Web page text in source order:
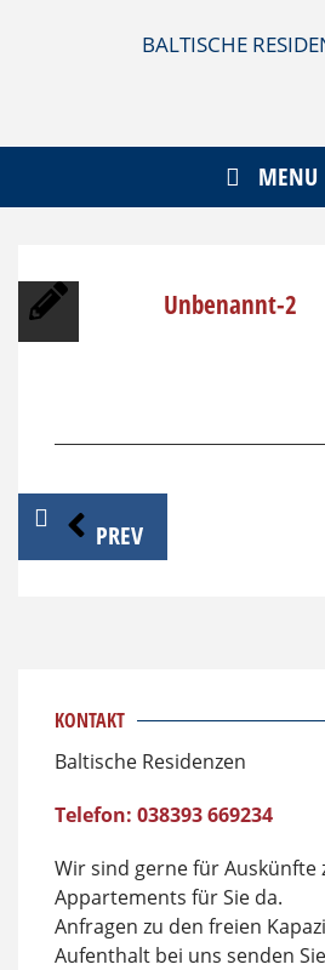
BALTISCHE
MENU
Unbenannt-2
Beitragsnavigation
PREV
KONTAKT
Baltische Residenzen
Telefon: 038393 669234
Wir sind gerne für Auskünfte
Appartements für Sie da.
Anfragen zu den freien
Aufenthalt bei uns senden